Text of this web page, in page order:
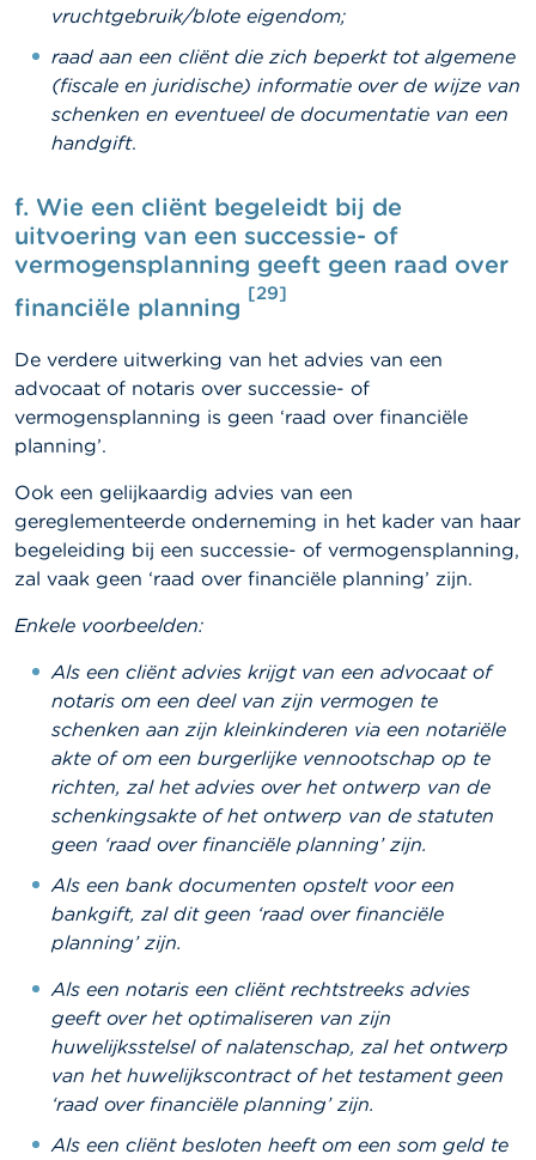
vruchtgebruik/blote eigendom;
raad aan een cliënt die zich beperkt tot algemene
(fiscale en juridische) informatie over de wijze van
schenken en eventueel de documentatie van een
handgift.
f. Wie een cliënt begeleidt bij de
uitvoering van een successie- of
vermogensplanning geeft geen raad over
financiële planning [29]
De verdere uitwerking van het advies van een
advocaat of notaris over successie- of
vermogensplanning is geen ‘raad over financiële
planning’.
Ook een gelijkaardig advies van een
gereglementeerde onderneming in het kader van haar
begeleiding bij een successie- of vermogensplanning,
zal vaak geen ‘raad over financiële planning’ zijn.
Enkele voorbeelden:
Als een cliënt advies krijgt van een advocaat of
notaris om een deel van zijn vermogen te
schenken aan zijn kleinkinderen via een notariële
akte of om een burgerlijke vennootschap op te
richten, zal het advies over het ontwerp van de
schenkingsakte of het ontwerp van de statuten
geen ‘raad over financiële planning’ zijn.
Als een bank documenten opstelt voor een
bankgift, zal dit geen ‘raad over financiële
planning’ zijn.
Als een notaris een cliënt rechtstreeks advies
geeft over het optimaliseren van zijn
huwelijksstelsel of nalatenschap, zal het ontwerp
van het huwelijkscontract of het testament geen
‘raad over financiële planning’ zijn.
Als een cliënt besloten heeft om een som geld te